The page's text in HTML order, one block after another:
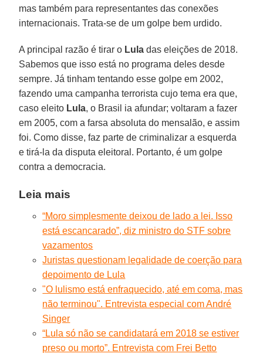
mas também para representantes das conexões
internacionais. Trata-se de um golpe bem urdido.
A principal razão é tirar o Lula das eleições de 2018.
Sabemos que isso está no programa deles desde
sempre. Já tinham tentando esse golpe em 2002,
fazendo uma campanha terrorista cujo tema era que,
caso eleito Lula, o Brasil ia afundar; voltaram a fazer
em 2005, com a farsa absoluta do mensalão, e assim
foi. Como disse, faz parte de criminalizar a esquerda
e tirá-la da disputa eleitoral. Portanto, é um golpe
contra a democracia.
Leia mais
“Moro simplesmente deixou de lado a lei. Isso
está escancarado”, diz ministro do STF sobre
vazamentos
Juristas questionam legalidade de coerção para
depoimento de Lula
"O lulismo está enfraquecido, até em coma, mas
não terminou". Entrevista especial com André
Singer
“Lula só não se candidatará em 2018 se estiver
preso ou morto”. Entrevista com Frei Betto